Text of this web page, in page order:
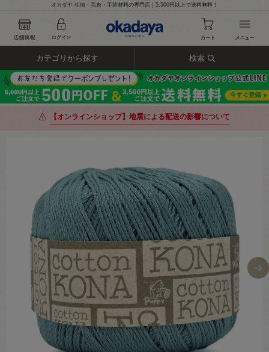
オカダヤ 生地・毛糸・手芸材料の専門店｜5,500円以上で送料無料！
カテゴリから探す 検索
【オンラインショップ】地震による配送の影響について